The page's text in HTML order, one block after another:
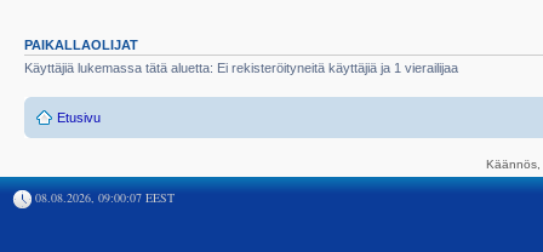
PAIKALLAOLIJAT
Käyttäjiä lukemassa tätä aluetta: Ei rekisteröityneitä käyttäjiä ja 1 vierailijaa
Etusivu
08.08.2026, 09:00:07 EEST